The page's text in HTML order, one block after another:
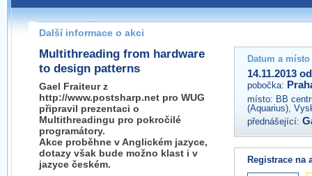
Pokud máte jakýkoliv dotaz na organizátory této akce,
prosím neváhejte nás kontaktovat na e-mailu:
praha@wug.cz
Další informace o akci
Multithreading from hardware
to design patterns
Gael Fraiteur z
http://www.postsharp.net pro WUG
připravil prezentaci o
Multithreadingu pro pokročilé
programátory.
Akce proběhne v Anglickém jazyce,
dotazy však bude možno klast i v
jazyce českém.
Datum a
14.11.2013
pobočka:
místo: BB
(Aquarius),
přednášející:
Registrace na